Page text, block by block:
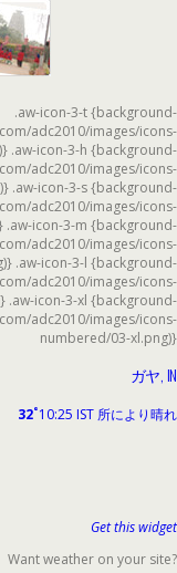
.aw-icon-3-t {background-
adc2010/images/icons-
.aw-icon-3-h {background-
adc2010/images/icons-
.aw-icon-3-s {background-
adc2010/images/icons-
.aw-icon-3-m {background-
adc2010/images/icons-
.aw-icon-3-l {background-
adc2010/images/icons-
.aw-icon-3-xl {background-
adc2010/images/icons-
numbered/03-xl.png)}
ガヤ, IN
32°10:25 IST 所により晴れ
Get this widget
Want weather on your site?